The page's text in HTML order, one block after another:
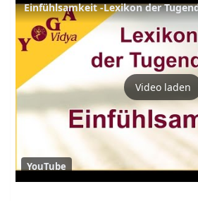
Einfühlsamkeit -Lexikon der
Video laden
YouTube